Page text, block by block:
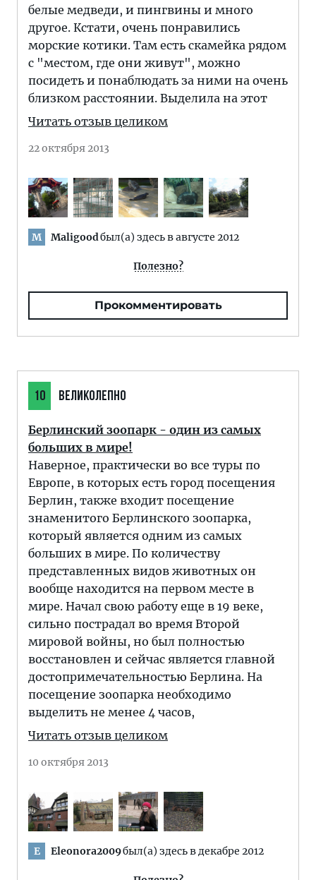
белые медведи, и пингвины и много
другое. Кстати, очень понравились
морские котики. Там есть скамейка рядом
с "местом, где они живут", можно
посидеть и понаблюдать за ними на очень
близком расстоянии. Выделила на этот
Читать отзыв целиком
22 октября 2013
M Maligoodбыл(а) здесь в августе 2012
Полезно?
Прокомментировать
10 ВЕЛИКОЛЕПНО
Берлинский зоопарк - один из самых
больших в мире!
Наверное, практически во все туры по
Европе, в которых есть город посещения
Берлин, также входит посещение
знаменитого Берлинского зоопарка,
который является одним из самых
больших в мире. По количеству
представленных видов животных он
вообще находится на первом месте в
мире. Начал свою работу еще в 19 веке,
сильно пострадал во время Второй
мировой войны, но был полностью
восстановлен и сейчас является главной
достопримечательностью Берлина. На
посещение зоопарка необходимо
выделить не менее 4 часов,
Читать отзыв целиком
10 октября 2013
E Eleonora2009был(а) здесь в декабре 2012